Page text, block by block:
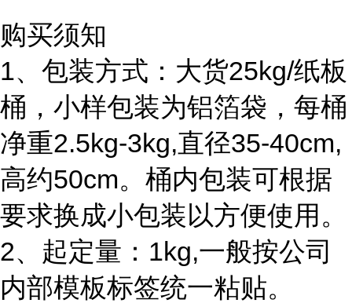
购买须知
1、包装方式：大货25kg/纸板
桶，小样包装为铝箔袋，每桶
净重2.5kg-3kg,直径35-40cm,
高约50cm。桶内包装可根据
要求换成小包装以方便使用。
2、起定量：1kg,一般按公司
内部模板标签统一粘贴。